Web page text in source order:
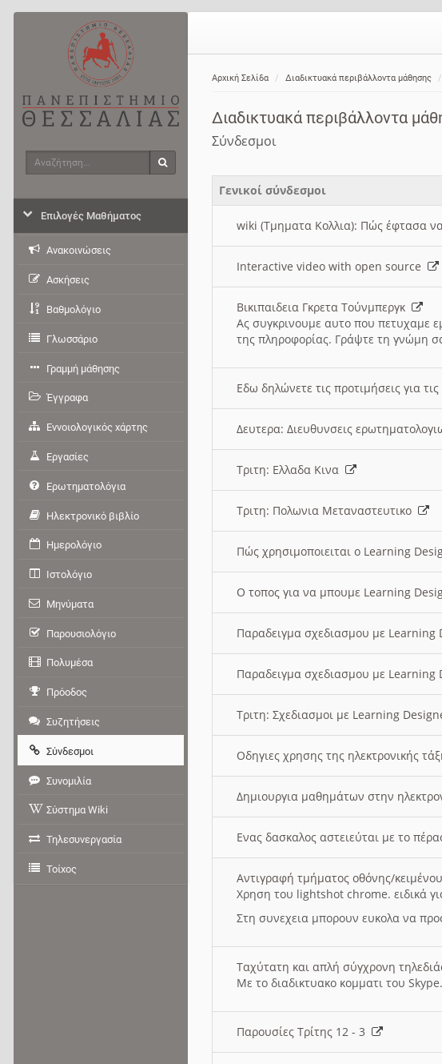
Αρχική Σελίδα Διαδικτυακά περιβάλλοντα μάθησης
Διαδικτυακά περιβάλλοντα
Σύνδεσμοι
Γενικοί σύνδεσμοι
wiki (Τμηματα Κολλια): Πώς έφτασα
Interactive video with open source
Βικιπαιδεια Γκρετα Τούνμπεργκ
Ας συγκρινουμε αυτο που πετυχαμε
της πληροφορίας. Γράψτε τη γνώμη
Εδω δηλώνετε τις προτιμήσεις για
Δευτερα: Διευθυνσεις
Τριτη: Ελλαδα Κινα
Τριτη: Πολωνια Μεταναστευτικο
Πώς χρησιμοποιειται ο Learning
O τοπος για να μπουμε Learning
Παραδειγμα σχεδιασμου με
Παραδειγμα σχεδιασμου με
Τριτη: Σχεδιασμοι με Learning
Οδηγιες χρησης της ηλεκτρονικής
Δημιουργια μαθημάτων στην
Ενας δασκαλος αστειεύται με το
Αντιγραφή τμήματος οθόνης/
Χρηση του lightshot chrome. ειδικά
Στη συνεχεια μπορουν ευκολα να
Ταχύτατη και απλή σύγχρονη
Με το διαδικτυακο κομματι του
Παρουσίες Τρίτης 12 - 3
Αναζήτηση
Επιλογές Μαθήματος
Ανακοινώσεις
Ασκήσεις
Βαθμολόγιο
Γλωσσάριο
Γραμμή μάθησης
Έγγραφα
Εννοιολογικός χάρτης
Εργασίες
Ερωτηματολόγια
Ηλεκτρονικό βιβλίο
Ημερολόγιο
Ιστολόγιο
Μηνύματα
Παρουσιολόγιο
Πολυμέσα
Πρόοδος
Συζητήσεις
Σύνδεσμοι
Συνομιλία
Σύστημα Wiki
Τηλεσυνεργασία
Τοίχος